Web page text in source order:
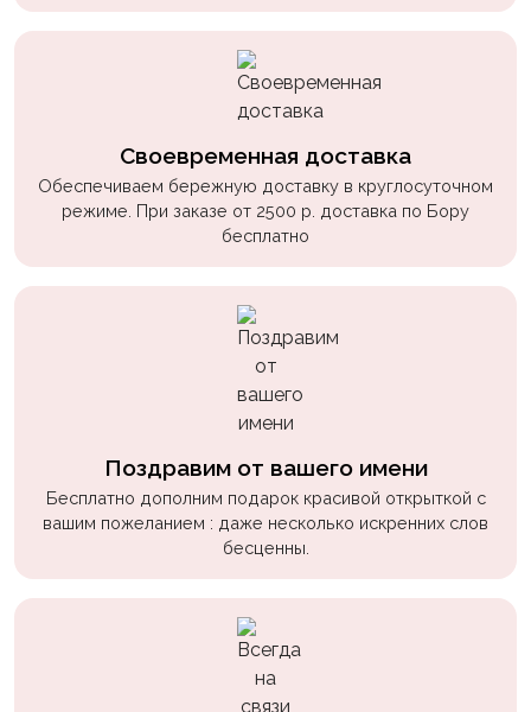
Своевременная доставка
Обеспечиваем бережную доставку в круглосуточном
режиме. При заказе от 2500 р. доставка по Бору
бесплатно
Поздравим от вашего имени
Бесплатно дополним подарок красивой открыткой с
вашим пожеланием : даже несколько искренних слов
бесценны.